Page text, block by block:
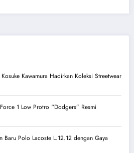
Kawamura Hadirkan Koleksi Streetwear
1 Low Protro “Dodgers” Resmi
Baru Polo Lacoste L.12.12 dengan Gaya